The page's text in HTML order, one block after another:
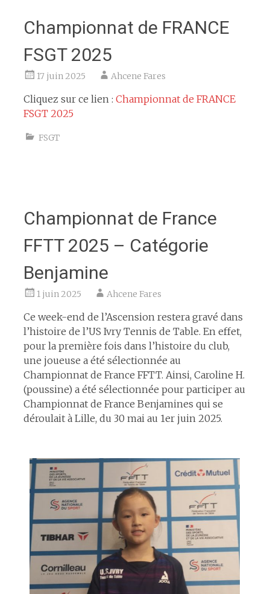
Championnat de FRANCE
FSGT 2025
17 juin 2025 Ahcene Fares
Cliquez sur ce lien : Championnat de FRANCE
FSGT 2025
FSGT
Championnat de France
FFTT 2025 – Catégorie
Benjamine
1 juin 2025 Ahcene Fares
Ce week-end de l’Ascension restera gravé dans
l’histoire de l’US Ivry Tennis de Table. En effet,
pour la première fois dans l’histoire du club,
une joueuse a été sélectionnée au
Championnat de France FFTT. Ainsi, Caroline H.
(poussine) a été sélectionnée pour participer au
Championnat de France Benjamines qui se
déroulait à Lille, du 30 mai au 1er juin 2025.